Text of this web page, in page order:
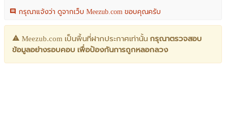
กรุณาแจ้งว่า ดูจากเว็บ Meezub.com ขอบคุณครับ
Meezub.com เป็นพื้นที่ฝากประกาศเท่านั้น กรุณาตรวจสอบ
ข้อมูลอย่างรอบคอบ เพื่อป้องกันการถูกหลอกลวง